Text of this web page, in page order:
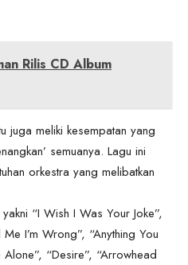
Rilis CD Album
juga meliki kesempatan yang
semuanya. Lagu ini
orkestra yang melibatkan
“I Wish I Was Your Joke”,
I’m Wrong”, “Anything You
“Desire”, “Arrowhead